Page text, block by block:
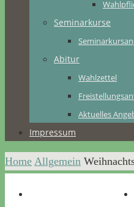
Seminarkurse
Abitur
Wahlzettel
Aktuelles
Impressum
Home Allgemein